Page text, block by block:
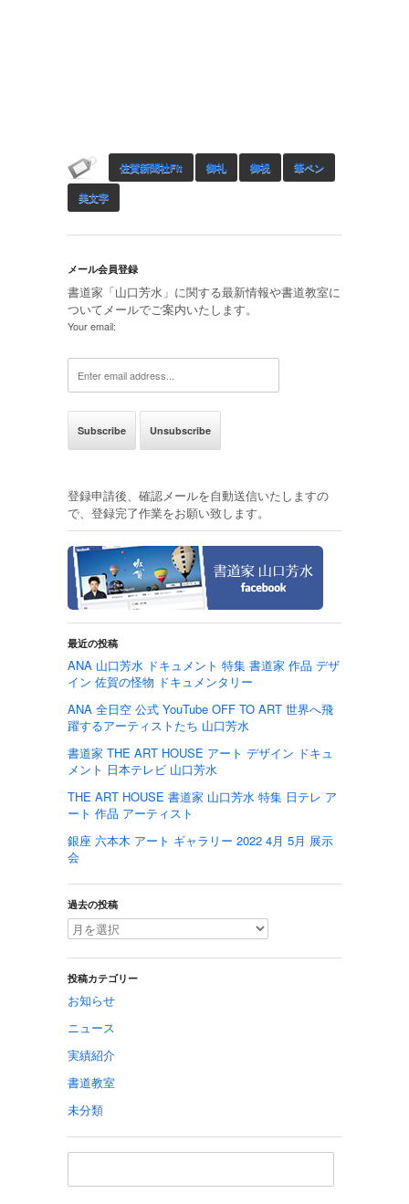
佐賀新聞社Fit 御礼 御祝 筆ペン
美文字
メール会員登録
書道家「山口芳水」に関する最新情報や書道教室に
ついてメールでご案内いたします。
Your email:
登録申請後、確認メールを自動送信いたしますの
で、登録完了作業をお願い致します。
最近の投稿
ANA 山口芳水 ドキュメント 特集 書道家 作品 デザ
イン 佐賀の怪物 ドキュメンタリー
ANA 全日空 公式 YouTube OFF TO ART 世界へ飛
躍するアーティストたち 山口芳水
書道家 THE ART HOUSE アート デザイン ドキュ
メント 日本テレビ 山口芳水
THE ART HOUSE 書道家 山口芳水 特集 日テレ ア
ート 作品 アーティスト
銀座 六本木 アート ギャラリー 2022 4月 5月 展示
会
過去の投稿
投稿カテゴリー
お知らせ
ニュース
実績紹介
書道教室
未分類